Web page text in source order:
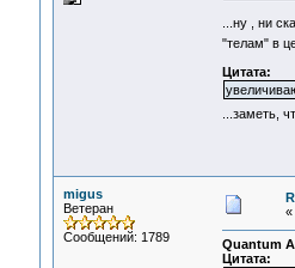
...ну , ни
"телам" в
Цитата:
...заметь,
migus
Ветеран
Сообщений: 1789
«
Quantum
Цитата: